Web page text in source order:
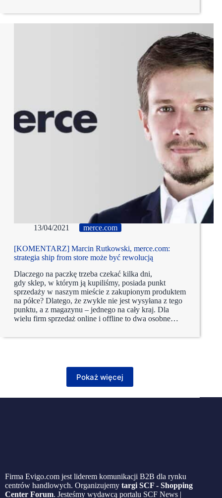
13/04/2021 merce.com
[KOMENTARZ] Marcin Rutkowski, merce.com:
strategia ship from store może być rewolucją
Dlaczego na paczkę trzeba czekać kilka dni,
gdy sklep, w którym ją kupiliśmy, posiada punkt
sprzedaży w naszym mieście z zakupionym produktem
na półce? Dlatego, że zwykle nie jest wysyłana z tego
punktu, a z magazynu – jednego na cały kraj. Dla
wielu firm sprzedaż online i offline to dwa osobne…
Pokaż więcej
Firma Evigo.com jest liderem komunikacji B2B dla rynku
centrów handlowych. Organizujemy targi SCF - Shopping
Center Forum. Jesteśmy wydawcą portalu SCF News |